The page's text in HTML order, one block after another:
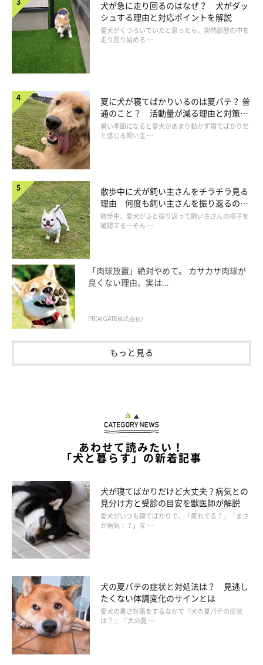
イメージだけでひどいことを…
getty
偏ったイメージや認識だけで、他人からひどいことを言われ、嫌
な思いをしたことがあるという方も。
黒の大型犬、あちらはか弱そうな小型犬の散歩中、小型犬
がこちらに向かって吠えてました。『おっきいねー、こわ
いねー』と何度も小型犬に向かって連呼してた飼い主に、
とても不愉快な思いをしました。見た目で『怖い！』と言
「大型犬なので、『怖い、危ない』。大きいだけで偏見は
多いですね。犬を知っている人が見ると、『優しい目をし
てるから大丈夫だよね』と言われます」
「『チワワなのに少し大きめですね』とか、『チワワって
ど、声帯とったんですか？』と驚くことを聞かれたとき。
愛犬の性格もあるのかもしれませんが、頑張ってしつけた
だけなのですが…」
「家の犬はジャーマンシェパードなので、『噛みつかれち
ゃうよ』と…」
犬が急に走り回るのはなぜ？ 犬がダッ
シュする理由と対応ポイントを解説
愛犬がくつろいでいたと思ったら、突然部屋の中を
走り回り始める …
夏に犬が寝てばかりいるのは夏バテ？ 普
通のこと？ 活動量が減る理由と対策と
は
暑い季節になると愛犬があまり動かず寝てばかりだ
と感じる飼い主 …
散歩中に犬が飼い主さんをチラチラ見る
理由 何度も飼い主さんを振り返るのは
なぜ？
散歩中、愛犬がふと振り返って飼い主さんの様子を
確認する…そん …
「肉球放置」絶対やめて。 カサカサ肉球が
良くない理由、実は...
PR(AIGATE株式会社)
もっと見る
あわせて読みたい！
「犬と暮らす」の新着記事
犬が寝てばかりだけど大丈夫？病気との
見分け方と受診の目安を獣医師が解説
愛犬がいつも寝てばかりで、「疲れてる？」「まさ
か病気！？」な …
犬の夏バテの症状と対処法は？ 見逃し
たくない体調変化のサインとは
愛犬の暑さ対策をするなかで『犬の夏バテの症状
は？ 』『犬の夏 …